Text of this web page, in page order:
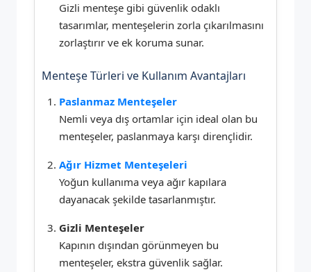
Gizli menteşe gibi güvenlik odaklı
tasarımlar, menteşelerin zorla çıkarılmasını
zorlaştırır ve ek koruma sunar.
Menteşe Türleri ve Kullanım Avantajları
Paslanmaz Menteşeler
Nemli veya dış ortamlar için ideal olan bu
menteşeler, paslanmaya karşı dirençlidir.
Ağır Hizmet Menteşeleri
Yoğun kullanıma veya ağır kapılara
dayanacak şekilde tasarlanmıştır.
Gizli Menteşeler
Kapının dışından görünmeyen bu
menteşeler, ekstra güvenlik sağlar.